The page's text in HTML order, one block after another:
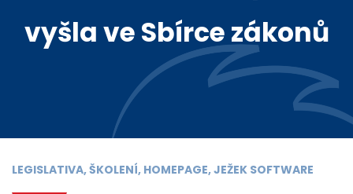
vyšla ve Sbírce zákonů
LEGISLATIVA, ŠKOLENÍ, HOMEPAGE, JEŽEK SOFTWARE